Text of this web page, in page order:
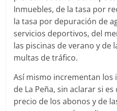
Inmuebles, de la tasa por
la tasa por depuración de
servicios deportivos, del
las piscinas de verano y de
multas de tráfico.
Así mismo incrementan los
de La Peña, sin aclarar si
precio de los abonos y de